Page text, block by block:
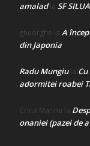
amaladla SF
gheorghe la A
din Japonia
Radu Mungiula
adormitei roabei
Crina Marina la
onaniei (pazei de